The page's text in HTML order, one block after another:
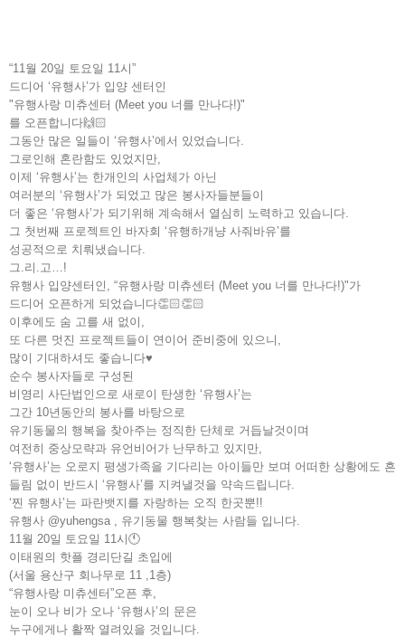
“11월 20일 토요일 11시”
드디어 ‘유행사’가 입양 센터인
"유행사랑 미츄센터 (Meet you 너를 만나다!)"
를 오픈합니다🙌🏻
그동안 많은 일들이 ‘유행사’에서 있었습니다.
그로인해 혼란함도 있었지만,
이제 ‘유행사’는 한개인의 사업체가 아닌
여러분의 ‘유행사’가 되었고 많은 봉사자들분들이
더 좋은 ‘유행사’가 되기위해 계속해서 열심히 노력하고 있습니다.
그 첫번째 프로젝트인 바자회 ‘유행하개냥 사줘바유’를
성공적으로 치뤄냈습니다.
그.리.고…!
유행사 입양센터인, “유행사랑 미츄센터 (Meet you 너를 만나다!)"가
드디어 오픈하게 되었습니다👏🏻👏🏻
이후에도 숨 고를 새 없이,
또 다른 멋진 프로젝트들이 연이어 준비중에 있으니,
많이 기대하셔도 좋습니다♥️
순수 봉사자들로 구성된
비영리 사단법인으로 새로이 탄생한 ‘유행사’는
그간 10년동안의 봉사를 바탕으로
유기동물의 행복을 찾아주는 정직한 단체로 거듭날것이며
여전히 중상모략과 유언비어가 난무하고 있지만,
‘유행사’는 오로지 평생가족을 기다리는 아이들만 보며 어떠한 상황에도 흔
들림 없이 반드시 ‘유행사’를 지켜낼것을 약속드립니다.
‘찐 유행사’는 파란뱃지를 자랑하는 오직 한곳뿐!!
유행사 @yuhengsa , 유기동물 행복찾는 사람들 입니다.
11월 20일 토요일 11시🕚
이태원의 핫플 경리단길 초입에
(서울 용산구 회나무로 11 ,1층)
“유행사랑 미츄센터”오픈 후,
눈이 오나 비가 오나 ‘유행사’의 문은
누구에게나 활짝 열려있을 것입니다.